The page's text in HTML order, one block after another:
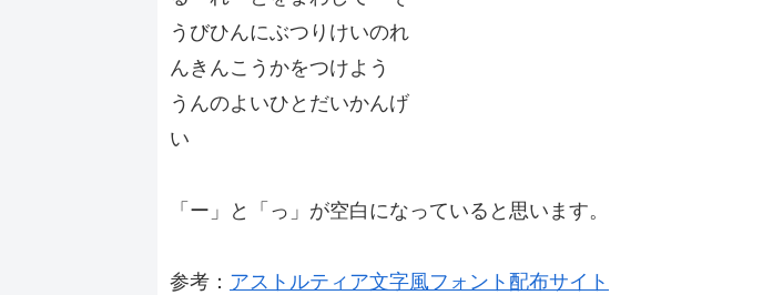
うびひんにぶつりけいのれ
んきんこうかをつけよう
うんのよいひとだいかんげ
い
「ー」と「っ」が空白になっていると思います。
参考： アストルティア文字風フォント配布サイト